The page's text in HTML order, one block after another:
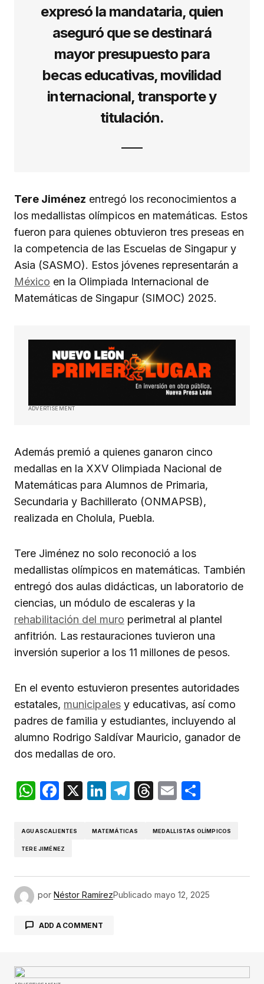
expresó la mandataria, quien
aseguró que se destinará
mayor presupuesto para
becas educativas, movilidad
internacional, transporte y
titulación.
Tere Jiménez entregó los reconocimientos a
los medallistas olímpicos en matemáticas. Estos
fueron para quienes obtuvieron tres preseas en
la competencia de las Escuelas de Singapur y
Asia (SASMO). Estos jóvenes representarán a
México en la Olimpiada Internacional de
Matemáticas de Singapur (SIMOC) 2025.
ADVERTISEMENT
Además premió a quienes ganaron cinco
medallas en la XXV Olimpiada Nacional de
Matemáticas para Alumnos de Primaria,
Secundaria y Bachillerato (ONMAPSB),
realizada en Cholula, Puebla.
Tere Jiménez no solo reconoció a los
medallistas olímpicos en matemáticas. También
entregó dos aulas didácticas, un laboratorio de
ciencias, un módulo de escaleras y la
rehabilitación del muro perimetral al plantel
anfitrión. Las restauraciones tuvieron una
inversión superior a los 11 millones de pesos.
En el evento estuvieron presentes autoridades
estatales, municipales y educativas, así como
padres de familia y estudiantes, incluyendo al
alumno Rodrigo Saldívar Mauricio, ganador de
dos medallas de oro.
WhatsApp
Facebook
X LinkedIn
Telegram
Threads
Email
AGUASCALIENTES MATEMÁTICAS MEDALLISTAS OLÍMPICOS
TERE JIMÉNEZ
por Néstor RamírezPublicado mayo 12, 2025
ADD A COMMENT
Tu dirección de correo electrónico no será